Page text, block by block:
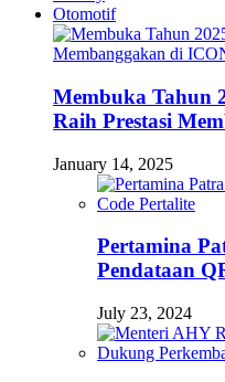
Otomotif
Membuka Tahun
Raih Prestasi
January 14, 2025
Pertamina
Pendataan
July 23, 2024